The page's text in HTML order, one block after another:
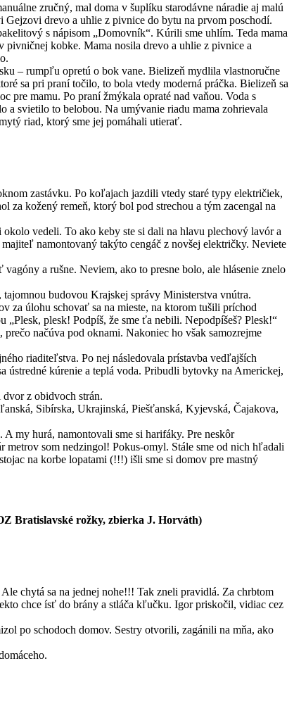
zručný, mal doma v šuplíku starodávne náradie aj malú
drevo a uhlie z pivnice do bytu na prvom poschodí.
s nápisom „Domovník“. Kúrili sme uhlím. Teda mama
pivničnej kobke. Mama nosila drevo a uhlie z pivnice a
– rumpľu opretú o bok vane. Bielizeň mydlila vlastnoručne
sa pri praní točilo, to bola vtedy moderná práčka. Bielizeň sa
pre mamu. Po praní žmýkala opraté nad vaňou. Voda s
a svietilo to belobou. Na umývanie riadu mama zohrievala
riad, ktorý sme jej pomáhali utierať.
zastávku. Po koľajach jazdili vtedy staré typy električiek,
kožený remeň, ktorý bol pod strechou a tým zacengal na
vedeli. To ako keby ste si dali na hlavu plechový lavór a
namontovaný takýto cengáč z novšej električky. Neviete
a rušne. Neviem, ako to presne bolo, ale hlásenie znelo
budovou Krajskej správy Ministerstva vnútra.
za úlohu schovať sa na mieste, na ktorom tušili príchod
plesk! Podpíš, že sme ťa nebili. Nepodpíšeš? Plesk!“
načúva pod oknami. Nakoniec ho však samozrejme
riaditeľstva. Po nej následovala prístavba vedľajších
ústredné kúrenie a teplá voda. Pribudli bytovky na Americkej,
z obidvoch strán.
Sibírska, Ukrajinská, Piešťanská, Kyjevská, Čajakova,
my hurá, namontovali sme si harifáky. Pre neskôr
som nedzingol! Pokus-omyl. Stále sme od nich hľadali
na korbe lopatami (!!!) išli sme si domov pre mastný
Bratislavské rožky, zbierka J. Horváth)
chytá sa na jednej nohe!!! Tak zneli pravidlá. Za chrbtom
chce ísť do brány a stláča kľučku. Igor priskočil, vidiac cez
po schodoch domov. Sestry otvorili, zagánili na mňa, ako